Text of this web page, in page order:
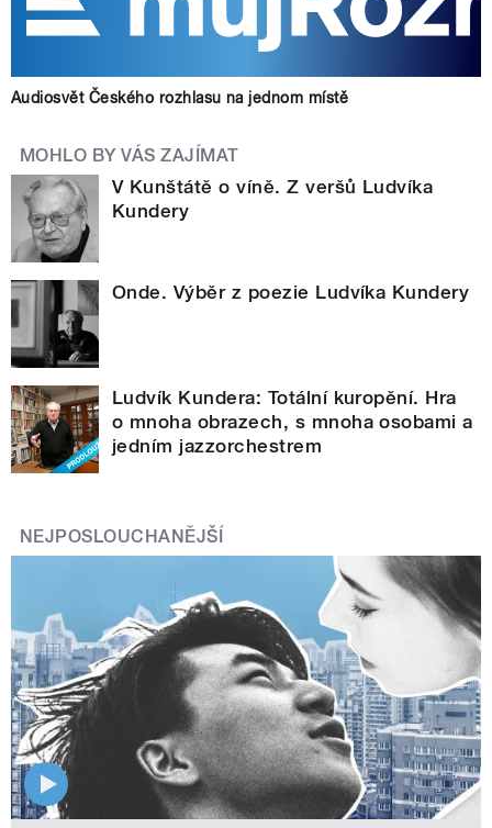
Audiosvět Českého rozhlasu na jednom místě
MOHLO BY VÁS ZAJÍMAT
V Kunštátě o víně. Z veršů Ludvíka
Kundery
Onde. Výběr z poezie Ludvíka Kundery
Ludvík Kundera: Totální kuropění. Hra
o mnoha obrazech, s mnoha osobami a
jedním jazzorchestrem
NEJPOSLOUCHANĚJŠÍ